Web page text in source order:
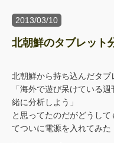
2013/03/10
北朝鮮のタブレット
北朝鮮から持ち込んだタブ
「海外で遊び呆けている
緒に分析しよう」
と思ってたのだがどうし
てついに電源を入れてみた